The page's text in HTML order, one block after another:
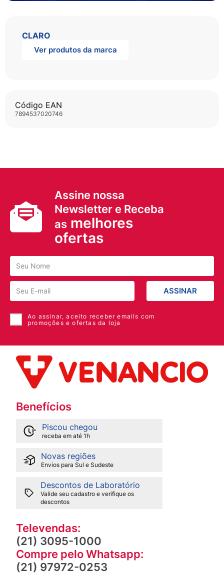
CLARO
Ver produtos da marca
Código EAN
7894537020746
Assine nossa
Newsletter e Receba
as melhores
ofertas
ASSINAR
Ao assinar, aceito receber emails com
promoções e ofertas da loja
Benefícios
Piscou chegou
receba em até 1h
Novas regiões
Envios para Sul e Sudeste
Descontos de Laboratório
Valide seu cadastro e verifique os
descontos
Televendas:
(21) 3095-1000
Compre pelo Whatsapp:
(21) 97972-0253